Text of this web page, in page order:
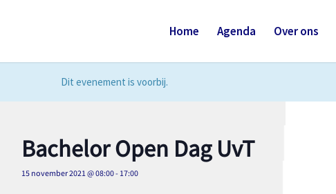
Home Agenda Over ons
Dit evenement is voorbij.
Bachelor Open Dag UvT
15 november 2021 @ 08:00- 17:00